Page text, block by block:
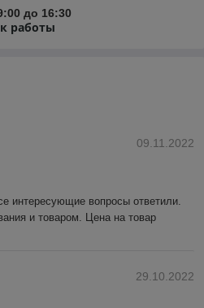
до 16:30
работы
09.11.2022
интересующие вопросы ответили.
и товаром. Цена на товар
29.10.2022